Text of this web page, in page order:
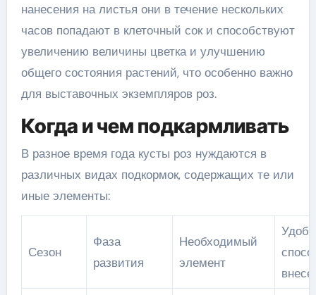
нанесения на листья они в течение нескольких
часов попадают в клеточный сок и способствуют
увеличению величины цветка и улучшению
общего состояния растений, что особенно важно
для выставочных экземпляров роз.
Когда и чем подкармливать
В разное время года кусты роз нуждаются в
различных видах подкормок, содержащих те или
иные элементы:
Сезон
Фаза
развития
Необходимый
элемент